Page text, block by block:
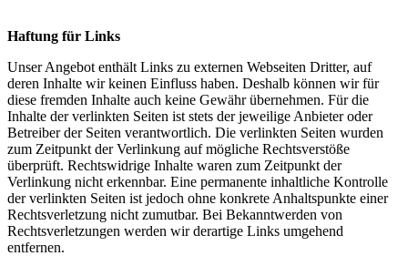
Haftung für Links
Unser Angebot enthält Links zu externen Webseiten Dritter, auf
deren Inhalte wir keinen Einfluss haben. Deshalb können wir für
diese fremden Inhalte auch keine Gewähr übernehmen. Für die
Inhalte der verlinkten Seiten ist stets der jeweilige Anbieter oder
Betreiber der Seiten verantwortlich. Die verlinkten Seiten wurden
zum Zeitpunkt der Verlinkung auf mögliche Rechtsverstöße
überprüft. Rechtswidrige Inhalte waren zum Zeitpunkt der
Verlinkung nicht erkennbar. Eine permanente inhaltliche Kontrolle
der verlinkten Seiten ist jedoch ohne konkrete Anhaltspunkte einer
Rechtsverletzung nicht zumutbar. Bei Bekanntwerden von
Rechtsverletzungen werden wir derartige Links umgehend
entfernen.